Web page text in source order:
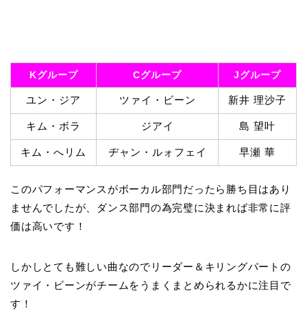
Kグループ Cグループ Jグループ
ユン・ジア ツァイ・ビーン 新井 理沙子
キム・ボラ ジアイ 島 望叶
キム・へリム ヂャン・ルォフェイ 早瀬 華
このパフォーマンスがボーカル部門だったら勝ち目はあり
ませんでしたが、ダンス部門の為完璧に決まれば非常に評
価は高いです！
しかしとても難しい曲なのでリーダー＆キリングパートの
ツァイ・ビーンがチームをうまくまとめられるかに注目で
す！